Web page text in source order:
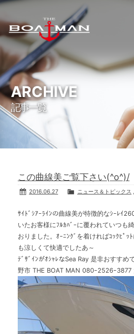
ボートで遊ぶ
ボートを買う
ボートを売る
ボートパーツ販売
お役立ち情報
メディア＆SNS
The Boat Manとは
ARCHIVE
記事一覧
この曲線美ご覧下さい(^o^)/
2016.06.27 ニュース＆トピックス
ｻｲﾄﾞｼｱｰﾗｲﾝの曲線美が特徴的なｼｰﾚｲ
いたお客様にﾌﾙｶﾊﾞｰに覆われていつも
おりました。ｵｰﾆﾝｸﾞを着ければｺｯｸﾋﾟｯ
も涼しくて快適でしたあ～
ﾃﾞｻﾞｲﾝがｵｼｬﾚなSea Ray 是非おすすめ
野市 THE BOAT MAN 080ｰ2526ｰ3877